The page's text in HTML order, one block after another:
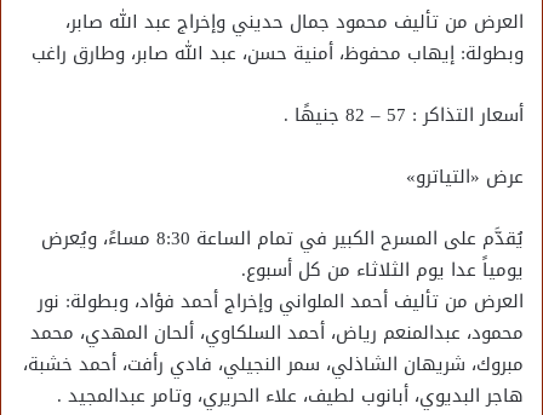
العرض من تأليف محمود جمال حديني وإخراج عبد الله صابر،
وبطولة: إيهاب محفوظ، أمنية حسن، عبد الله صابر، وطارق راغب
أسعار التذاكر : 57 – 82 جنيهًا .
عرض «التياترو»
يُقدَّم على المسرح الكبير في تمام الساعة 8:30 مساءً، ويُعرض
يومياً عدا يوم الثلاثاء من كل أسبوع.
العرض من تأليف أحمد الملواني وإخراج أحمد فؤاد، وبطولة: نور
محمود، عبدالمنعم رياض، أحمد السلكاوي، ألحان المهدي، محمد
مبروك، شريهان الشاذلي، سمر النجيلي، فادي رأفت، أحمد خشبة،
هاجر البديوي، أبانوب لطيف، علاء الحريري، وتامر عبدالمجيد .